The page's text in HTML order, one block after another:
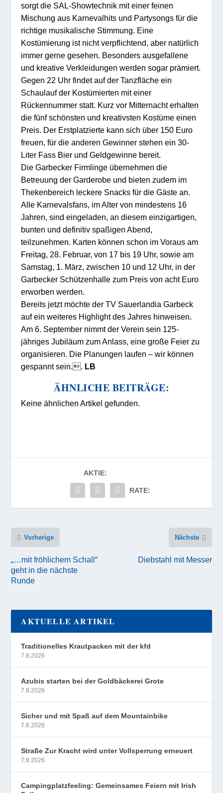
sorgt die SAL-Showtechnik mit einer feinen
Mischung aus Karnevalhits und Partysongs für die
richtige musikalische Stimmung. Eine
Kostümierung ist nicht verpflichtend, aber natürlich
immer gerne gesehen. Besonders ausgefallene
und kreative Verkleidungen werden sogar prämiert.
Gegen 22 Uhr findet auf der Tanzfläche ein
Schaulauf der Kostümierten mit einer
Rückennummer statt. Kurz vor Mitternacht erhalten
die fünf schönsten und kreativsten Kostüme einen
Preis. Der Erstplatzierte kann sich über 150 Euro
freuen, für die anderen Gewinner stehen ein 30-
Liter Fass Bier und Geldgewinne bereit.
Die Garbecker Firmlinge übernehmen die
Betreuung der Garderobe und bieten zudem im
Thekenbereich leckere Snacks für die Gäste an.
Alle Karnevalsfans, im Alter von mindestens 16
Jahren, sind eingeladen, an diesem einzigartigen,
bunten und definitiv spaßigen Abend,
teilzunehmen. Karten können schon im Voraus am
Freitag, 28. Februar, von 17 bis 19 Uhr, sowie am
Samstag, 1. März, zwischen 10 und 12 Uhr, in der
Garbecker Schützenhalle zum Preis von acht Euro
erworben werden.
Bereits jetzt möchte der TV Sauerlandia Garbeck
auf ein weiteres Highlight des Jahres hinweisen.
Am 6. September nimmt der Verein sein 125-
jähriges Jubiläum zum Anlass, eine große Feier zu
organisieren. Die Planungen laufen – wir können
gespannt sein.. LB
ÄHNLICHE BEITRÄGE:
Keine ähnlichen Artikel gefunden.
AKTIE:
RATE:
Vorherige
„…mit fröhlichem Schall“
geht in die nächste
Runde
Nächste
Diebstahl mit Messer
AKTUELLE ARTIKEL
Traditionelles Krautpacken mit der kfd
7.8.2026
Azubis starten bei der Goldbäckerei Grote
7.8.2026
Sicher und mit Spaß auf dem Mountainbike
7.8.2026
Straße Zur Kracht wird unter Vollsperrung erneuert
7.8.2026
Campingplatzfeeling: Gemeinsames Feiern mit Irish